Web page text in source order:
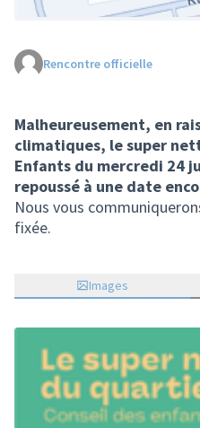
(Lien externe)
Rencontre officielle
Malheureusement, en
climatiques, le super
Enfants du mercredi 24
repoussé à une date
Nous vous
fixée.
Images